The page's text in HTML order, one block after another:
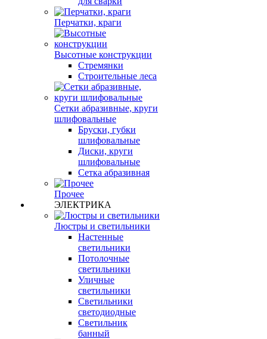
Перчатки, краги
Высотные конструкции
Стремянки
Строительные леса
Сетки абразивные, круги
шлифовальные
Бруски, губки
шлифовальные
Диски, круги
шлифовальные
Сетка абразивная
Прочее
ЭЛЕКТРИКА
Люстры и светильники
Настенные
светильники
Потолочные
светильники
Уличные
светильники
Светильники
светодиодные
Светильник
банный